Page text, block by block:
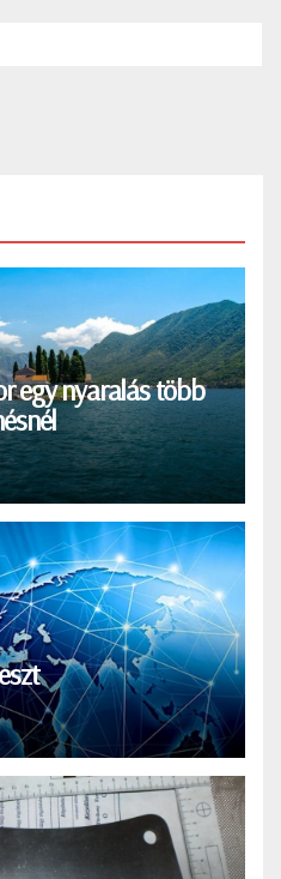
egy nyaralás több